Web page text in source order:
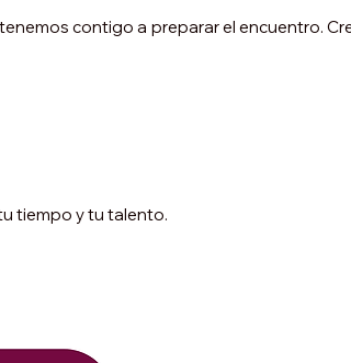
contigo a preparar el encuentro.
tiempo y tu talento.